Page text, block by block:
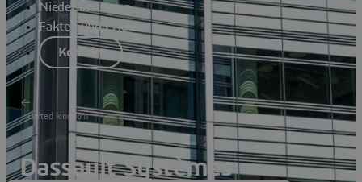
Niederlassungen
Fakten und FAQs
Kontakt
United kingdom
Dassault Systèmes